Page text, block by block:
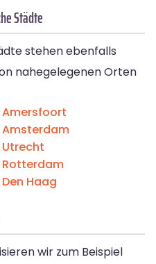
Städte
stehen ebenfalls
nahegelegenen Orten
Amersfoort
Amsterdam
Utrecht
Rotterdam
Haag
wir zum Beispiel